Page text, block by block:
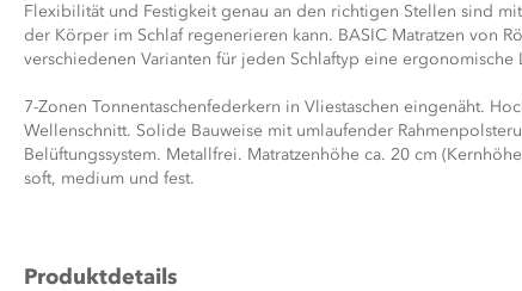
Flexibilität und Festigkeit genau an den richtigen Stellen sind
der Körper im Schlaf regenerieren kann. BASIC Matratzen von
verschiedenen Varianten für jeden Schlaftyp eine ergonomische
7-Zonen Tonnentaschenfederkern in Vliestaschen eingenäht.
Wellenschnitt. Solide Bauweise mit umlaufender
Belüftungssystem. Metallfrei. Matratzenhöhe ca. 20 cm
soft, medium und fest.
Produktdetails